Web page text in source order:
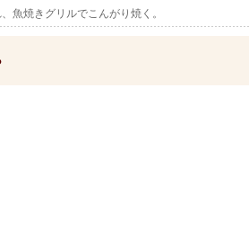
魚焼きグリルでこんがり焼く。